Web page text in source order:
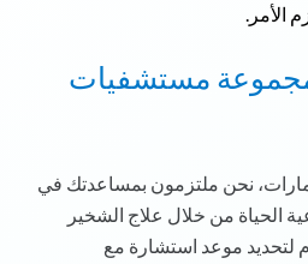
الأمر.
مستشفيات
نحن ملتزمون بمساعدتك في
الحياة من خلال علاج الشخير
لتحديد موعد استشارة مع